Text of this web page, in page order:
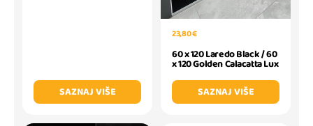
SAZNAJ VIŠE
23,80 €
60 x 120 Laredo Black / 60
x 120 Golden Calacatta Lux
SAZNAJ VIŠE